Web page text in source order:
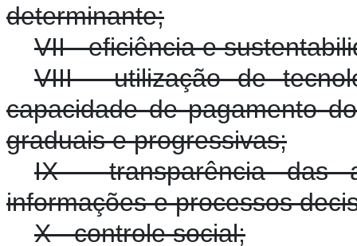
determinante;
VII - eficiência e
VIII - utilização de
capacidade de pagamento
graduais e progressivas;
IX - transparência das
informações e processos
X - controle social;